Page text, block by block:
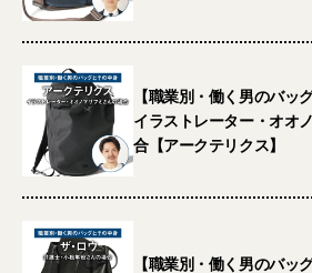
【職業別・働く男のバッ
イラストレーター・オオ
合【アークテリクス】
【職業別・働く男のバッ